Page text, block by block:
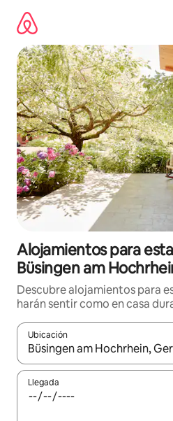
contenido
Alojamientos para
Büsingen am
Descubre alojamientos para
harán sentir como en casa
Ubicación
Cuando los resultados estén
Llegada